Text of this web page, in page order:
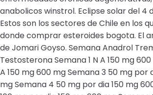
anabolicos winstrol. Eclipse solar del 4
Estos son los sectores de Chile en los
donde comprar esteroides bogota. El
de Jomari Goyso. Semana Anadrol
Testosterona Semana 1 N A 150 mg
A 150 mg 600 mg Semana 3 50 mg por
mg Semana 4 50 mg por dia 150 mg